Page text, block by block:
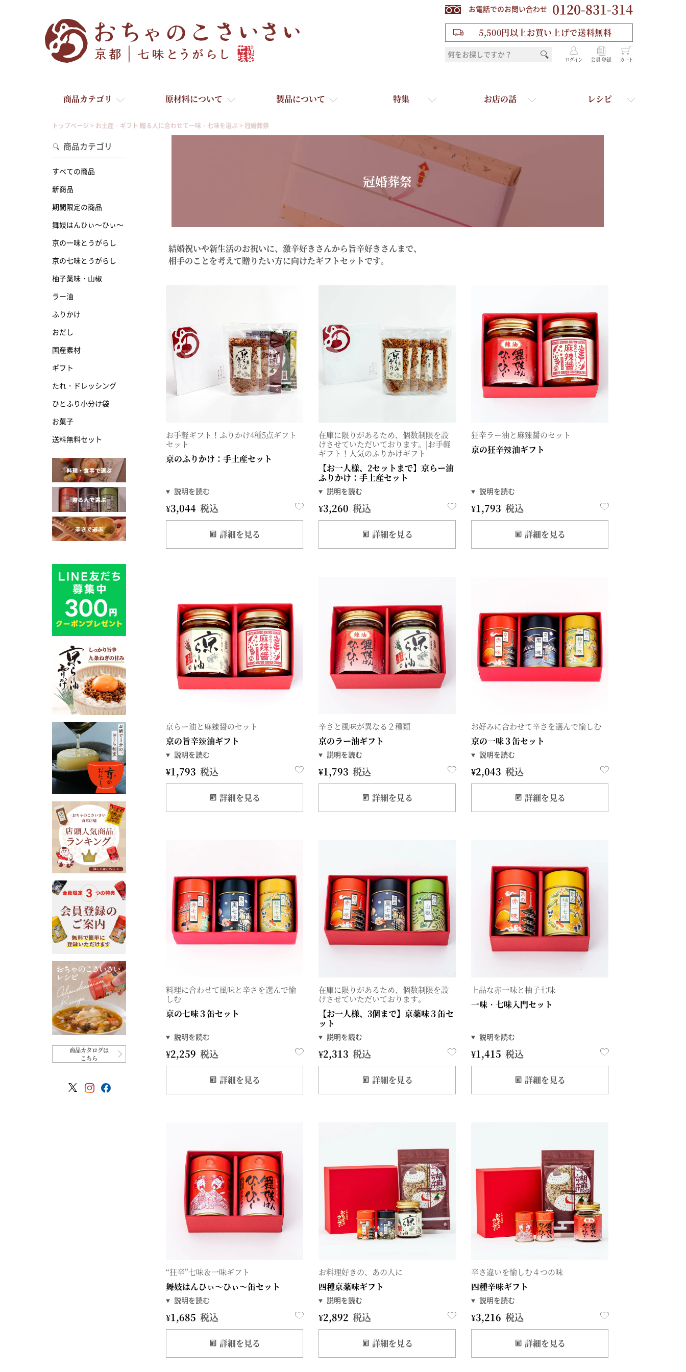
お電話でのお問い合わせ 0120-831-314
5,500円以上お買い上げで送料無料
ログイン 会員登録 カート
商品カテゴリ
舞妓はんひぃ～ひぃ～
京の一味とうがらし
京の七味とうがらし
ひとふり小分け袋
たれ・ドレッシング
おだし
お土産・ギフト 贈る人に合わせて一味・七味を選ぶ
原材料について 製品について 特集 お店の話 レシピ
トップページ お土産・ギフト 贈る人に合わせて一味・七味を選ぶ 冠婚葬祭
商品カテゴリ
すべての商品
新商品
期間限定の商品
舞妓はんひぃ～ひぃ～
京の一味とうがらし
京の七味とうがらし
柚子薬味・山椒
ラー油
ふりかけ
おだし
国産素材
ギフト
たれ・ドレッシング
ひとふり小分け袋
お菓子
送料無料セット
商品カタログは
こちら
冠婚葬祭
結婚祝いや新生活のお祝いに、激辛好きさんから旨辛好きさんまで、
相手のことを考えて贈りたい方に向けたギフトセットです。
お手軽ギフト！ふりかけ4種5点ギフト
セット
京のふりかけ：手土産セット
¥3,044 税込
詳細を見る
在庫に限りがあるため、個数制限を設
けさせていただいております。|お手軽
ギフト！人気のふりかけギフト
【お一人様、2セットまで】京らー油
ふりかけ：手土産セット
¥3,260 税込
詳細を見る
狂辛ラー油と麻辣醤のセット
京の狂辛辣油ギフト
¥1,793 税込
詳細を見る
京らー油と麻辣醤のセット
京の旨辛辣油ギフト
¥1,793 税込
詳細を見る
辛さと風味が異なる２種類
京のラー油ギフト
¥1,793 税込
詳細を見る
お好みに合わせて辛さを選んで愉しむ
京の一味３缶セット
¥2,043 税込
詳細を見る
料理に合わせて風味と辛さを選んで愉
しむ
京の七味３缶セット
¥2,259 税込
詳細を見る
在庫に限りがあるため、個数制限を設
けさせていただいております。
【お一人様、3個まで】京薬味３缶セ
ット
¥2,313 税込
詳細を見る
上品な赤一味と柚子七味
一味・七味入門セット
¥1,415 税込
詳細を見る
“狂辛”七味＆一味ギフト
舞妓はんひぃ～ひぃ～缶セット
¥1,685 税込
詳細を見る
お料理好きの、あの人に
四種京薬味ギフト
¥2,892 税込
詳細を見る
辛さ違いを愉しむ４つの味
四種辛味ギフト
¥3,216 税込
詳細を見る